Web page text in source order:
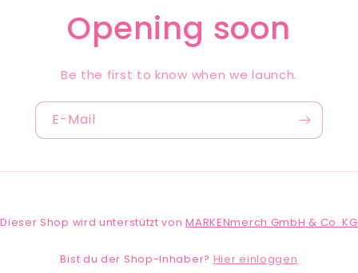
Opening soon
Be the first to know when we launch.
E-Mail
Dieser Shop wird unterstützt vonMARKENmerch GmbH & Co. KG
Bist du der Shop-Inhaber? Hier einloggen